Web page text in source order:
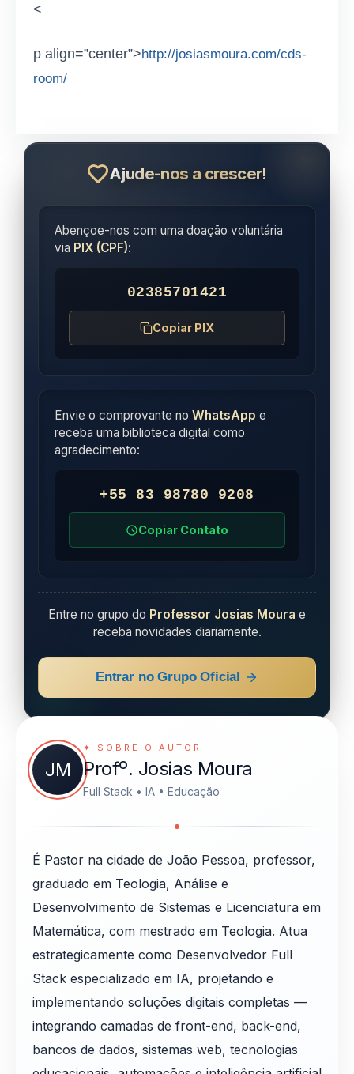
<
p align=”center”>http://josiasmoura.com/cds-
room/
Ajude-nos a crescer!
Abençoe-nos com uma doação voluntária
via PIX (CPF):
02385701421
Copiar PIX
Envie o comprovante noWhatsApp e
receba uma biblioteca digital como
agradecimento:
+55 83 98780 9208
Copiar Contato
Entre no grupo do Professor Josias Moura e
receba novidades diariamente.
Entrar no Grupo Oficial
JM
✦ SOBRE O AUTOR
Profº. Josias Moura
Full Stack • IA • Educação
É Pastor na cidade de João Pessoa, professor,
graduado em Teologia, Análise e
Desenvolvimento de Sistemas e Licenciatura em
Matemática, com mestrado em Teologia. Atua
estrategicamente como Desenvolvedor Full
Stack especializado em IA, projetando e
implementando soluções digitais completas —
integrando camadas de front-end, back-end,
bancos de dados, sistemas web, tecnologias